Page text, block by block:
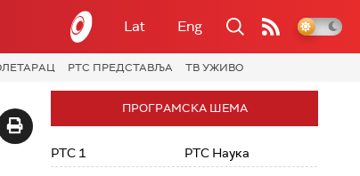
Lat Eng
РТС ПРЕДСТАВЉА ТВ УЖИВО
ПРОГРАМСКА ШЕМА
РТС 1 РТС Наука